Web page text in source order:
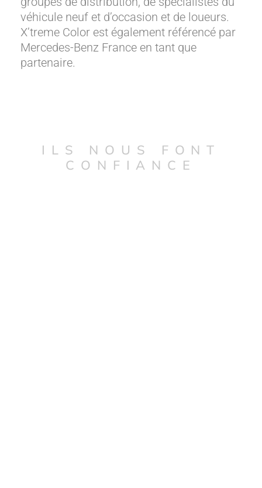
véhicule neuf et d’occasion et de loueurs.
X’treme Color est également référencé par
Mercedes-Benz France en tant que
partenaire.
ILS NOUS FONT
CONFIANCE